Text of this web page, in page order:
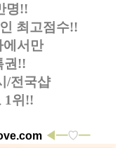
명!!
최고점수!!
에서만
권!!
/전국샵
1위!!
◀━♡━